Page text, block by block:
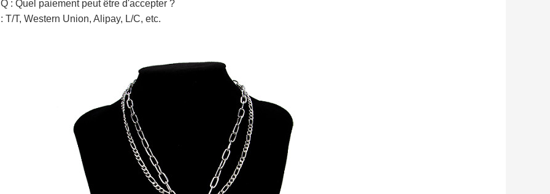
Q : Quel paiement peut être d'accepter ?
: T/T, Western Union, Alipay, L/C, etc.